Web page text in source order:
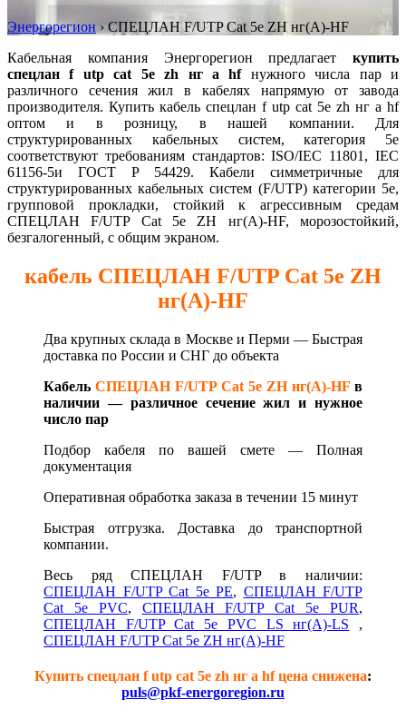
Энергорегион › СПЕЦЛАН F/UTP Cat 5e ZH нг(А)-HF
Кабельная компания Энергорегион предлагает купить
спецлан f utp cat 5e zh нг а hf нужного числа пар и
различного сечения жил в кабелях напрямую от завода
производителя. Купить кабель спецлан f utp cat 5e zh нг а hf
оптом и в розницу, в нашей компании. Для
структурированных кабельных систем, категория 5e
соответствуют требованиям стандартов: ISO/IEC 11801, IEC
61156-5и ГОСТ Р 54429. Кабели симметричные для
структурированных кабельных систем (F/UTP) категории 5e,
групповой прокладки, стойкий к агрессивным средам
СПЕЦЛАН F/UTP Cat 5e ZH нг(А)-HF, морозостойкий,
безгалогенный, с общим экраном.
кабель СПЕЦЛАН F/UTP Cat 5e ZH
нг(А)-HF
Два крупных склада в Москве и Перми — Быстрая
доставка по России и СНГ до объекта
Кабель СПЕЦЛАН F/UTP Cat 5e ZH нг(А)-HF в
наличии — различное сечение жил и нужное
число пар
Подбор кабеля по вашей смете — Полная
документация
Оперативная обработка заказа в течении 15 минут
Быстрая отгрузка. Доставка до транспортной
компании.
Весь ряд СПЕЦЛАН F/UTP в наличии:
СПЕЦЛАН F/UTP Cat 5e PE, СПЕЦЛАН F/UTP
Cat 5e PVC, СПЕЦЛАН F/UTP Cat 5e PUR,
СПЕЦЛАН F/UTP Cat 5e PVC LS нг(А)-LS ,
СПЕЦЛАН F/UTP Cat 5e ZH нг(А)-HF
Купить спецлан f utp cat 5e zh нг а hf цена снижена:
puls@pkf-energoregion.ru